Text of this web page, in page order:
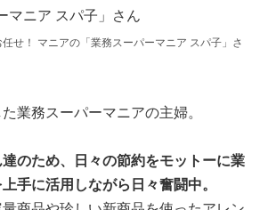
せ！ マニアの「業務スーパーマニア スパ子」さ
業務スーパーマニアの主婦。
のため、日々の節約をモットーに業
手に活用しながら日々奮闘中。